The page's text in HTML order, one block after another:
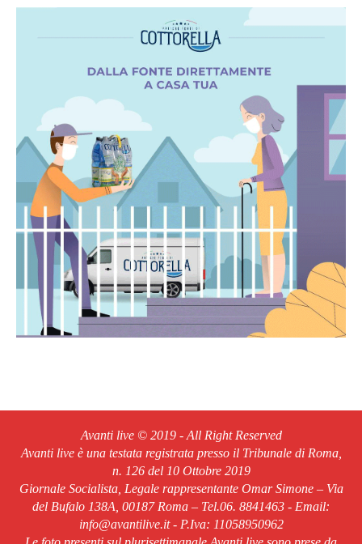
Avanti live © 2019 - All Right Reserved
Avanti live è una testata registrata presso il Tribunale di Roma,
n. 126 del 10 Ottobre 2019
Giornale Socialista, Legale rappresentante Omar Simone – Via
del Bufalo 138A, 00187 Roma – Tel.06. 8841463 - Email:
info@avantilive.it - P.Iva: 11058950962